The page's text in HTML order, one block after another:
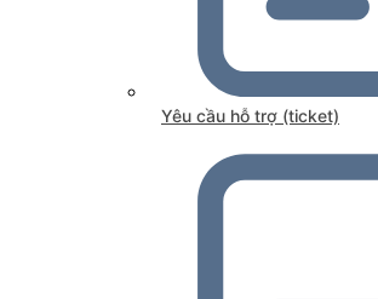
Yêu cầu hỗ trợ (ticket)